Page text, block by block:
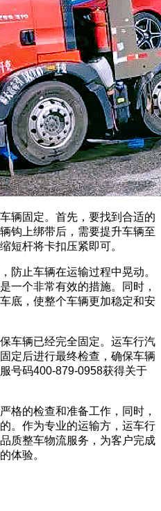
辆固定。首先，要找到合适的
钩上绑带后，需要提升车辆至
短杆将卡扣压紧即可。
防止车辆在运输过程中晃动。
一个非常有效的措施。同时，
底，使整个车辆更加稳定和安
车辆已经完全固定。运车行汽
定后进行最终检查，确保车辆
号码400-879-0958获得关于
格的检查和准备工作，同时，
。作为专业的运输方，运车行
质整车物流服务，为客户完成
体验。